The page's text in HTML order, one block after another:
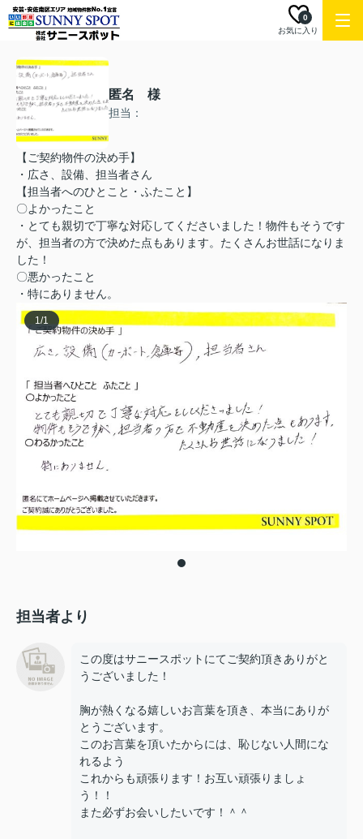
お気に入り
0
匿名 様
担当：
【ご契約物件の決め手】
・広さ、設備、担当者さん
【担当者へのひとこと・ふたこと】
〇よかったこと
・とても親切で丁寧な対応してくださいました！物件もそうです
が、担当者の方で決めた点もあります。たくさんお世話になりま
した！
〇悪かったこと
・特にありません。
1/1
担当者より
この度はサニースポットにてご契約頂きありがと
うございました！
胸が熱くなる嬉しいお言葉を頂き、本当にありが
とうございます。
このお言葉を頂いたからには、恥じない人間にな
れるよう
これからも頑張ります！お互い頑張りましょ
う！！
また必ずお会いしたいです！＾＾